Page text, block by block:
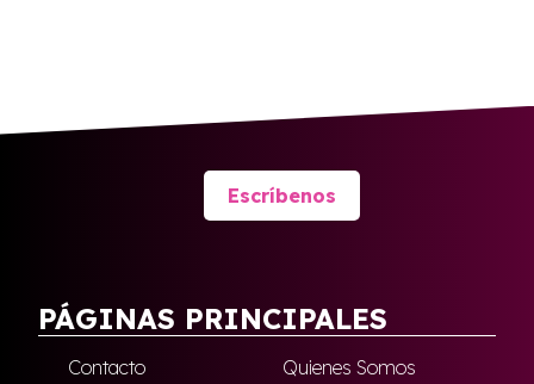
Escríbenos
PÁGINAS PRINCIPALES
Contacto
Quienes Somos